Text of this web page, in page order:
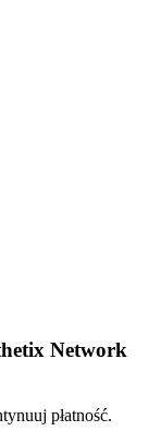
Network
płatność.